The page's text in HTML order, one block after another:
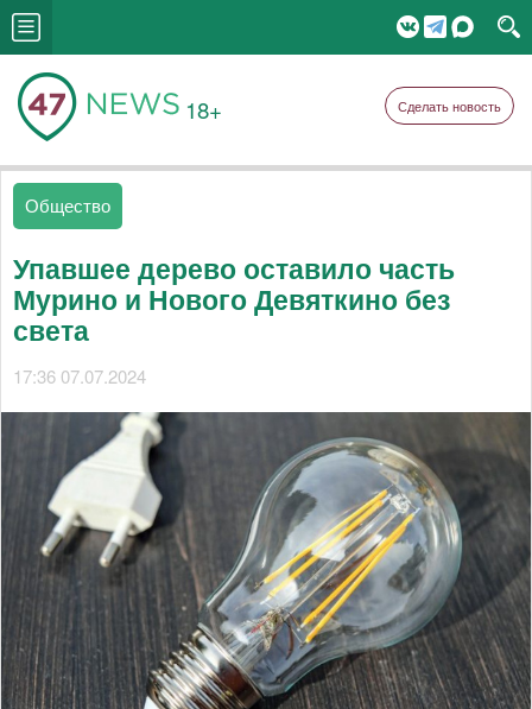
18+ Сделать новость
Общество
Упавшее дерево оставило часть
Мурино и Нового Девяткино без
света
17:36 07.07.2024